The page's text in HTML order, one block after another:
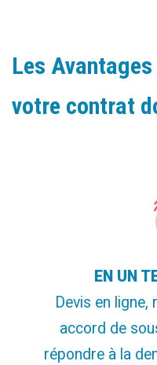
Les Avantages
votre contrat
EN UN
Devis en
accord de
répondre à la